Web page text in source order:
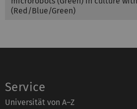
(Red/Blue/Green)
Service
Universität von A–Z